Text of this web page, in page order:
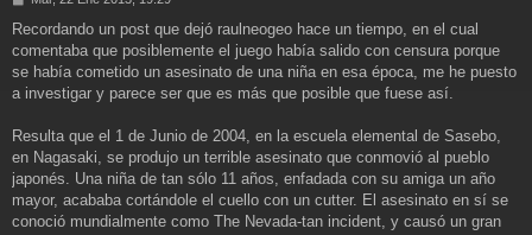
n
s
a
j
Recordando un post que dejó raulneogeo hace un tiempo, en el cual
comentaba que posiblemente el juego había salido con censura porque
se había cometido un asesinato de una niña en esa época, me he puesto
a investigar y parece ser que es más que posible que fuese así.
Resulta que el 1 de Junio de 2004, en la escuela elemental de Sasebo,
en Nagasaki, se produjo un terrible asesinato que conmovió al pueblo
japonés. Una niña de tan sólo 11 años, enfadada con su amiga un año
mayor, acababa cortándole el cuello con un cutter. El asesinato en sí se
conoció mundialmente como The Nevada-tan incident, y causó un gran